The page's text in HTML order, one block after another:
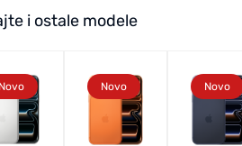
i ostale modele
Novo Novo Novo